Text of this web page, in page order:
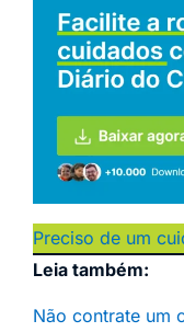
Preciso de um
Leia também:
Não contrate um